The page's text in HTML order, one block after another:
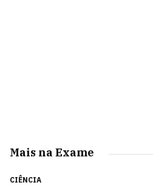
Mais na Exame
CIÊNCIA